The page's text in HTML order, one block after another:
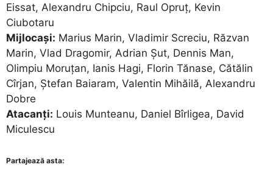
Eissat, Alexandru Chipciu, Raul Opruț, Kevin
Ciubotaru
Mijlocași: Marius Marin, Vladimir Screciu, Răzvan
Marin, Vlad Dragomir, Adrian Șut, Dennis Man,
Olimpiu Moruțan, Ianis Hagi, Florin Tănase, Cătălin
Cîrjan, Ștefan Baiaram, Valentin Mihăilă, Alexandru
Dobre
Atacanți: Louis Munteanu, Daniel Bîrligea, David
Miculescu
Partajează asta: